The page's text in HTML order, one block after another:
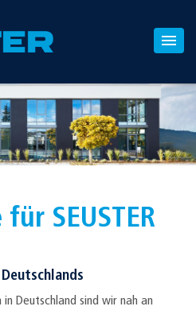
SEUSTER
Deutschland sind wir nah an